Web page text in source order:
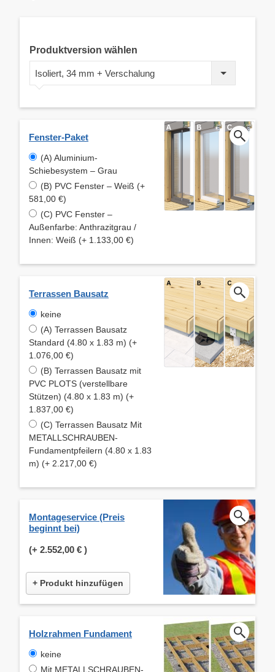
Produktversion wählen
Isoliert, 34 mm + Verschalung
Fenster-Paket
(A) Aluminium-
Schiebesystem – Grau
(B) PVC Fenster – Weiß (+
581,00 €)
(C) PVC Fenster –
Außenfarbe: Anthrazitgrau /
Innen: Weiß (+ 1.133,00 €)
Terrassen Bausatz
keine
(A) Terrassen Bausatz
Standard (4.80 x 1.83 m) (+
1.076,00 €)
(B) Terrassen Bausatz mit
PVC PLOTS (verstellbare
Stützen) (4.80 x 1.83 m) (+
1.837,00 €)
(C) Terrassen Bausatz Mit
METALLSCHRAUBEN-
Fundamentpfeilern (4.80 x 1.83
m) (+ 2.217,00 €)
Montageservice (Preis
beginnt bei)
(+ 2.552,00 € )
+ Produkt hinzufügen
Holzrahmen Fundament
keine
Mit METALLSCHRAUBEN-